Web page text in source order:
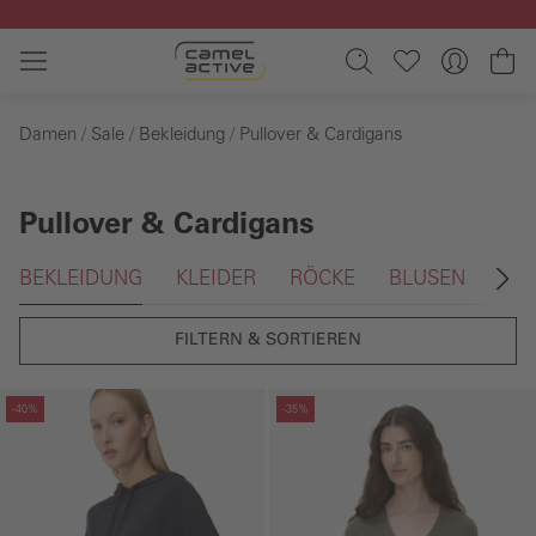
Zum Hauptinhalt springen
Damen Sale Bekleidung Pullover & Cardigans
Pullover & Cardigans
Galerie überspringen
BEKLEIDUNG KLEIDER RÖCKE BLUSEN T-
FILTERN & SORTIEREN
-40%
überspringen
-35%
Galerie überspringen